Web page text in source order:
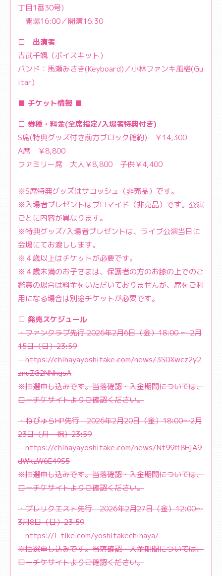
丁目1番30号)
開場16:00／開演16:30
□ 出演者
吉武千颯（ボイスキット）
バンド：馬瀬みさき(Keyboard)／小林ファンキ風格(Gu
itar)
■ チケット情報 ■
□ 券種・料金(全席指定/入場者特典付き)
S席(特典グッズ付き前方ブロック確約) ￥14,300
A席 ￥8,800
ファミリー席 大人￥8,800 子供￥4,400
※S席特典グッズはサコッシュ（非売品）です。
※入場者プレゼントはブロマイド（非売品）です。公演
ごとに内容が異なります。
※特典グッズ/入場者プレゼントは、ライブ公演当日に
会場にてお渡しします。
※４歳以上はチケットが必要です。
※４歳未満のお子さまは、保護者の方のお膝の上でのご
鑑賞の場合は料金をいただいておりませんが、席をご利
用になる場合は別途チケットが必要です。
□ 発売スケジュール
・ファンクラブ先行 2026年2月6日（金）18:00 〜 2月
15日（日）23:59
https://chihayayoshitake.com/news/3SDXwcz2y2
znuZG2NNhgsA
※抽選申し込みです。当落確認・入金期間については、
ローチケサイトよりご確認ください。
・ねびゅらHP先行 2026年2月20日（金）18:00～2月
23日（月・祝）23:59
https://chihayayoshitake.com/news/Nf99ff8HjA9
dWkzW6E49S5
※抽選申し込みです。当落確認・入金期間については、
ローチケサイトよりご確認ください。
・プレリクエスト先行 2026年2月27日（金）12:00～
3月8日（日）23:59
https://l-tike.com/yoshitakechihaya/
※抽選申し込みです。当落確認・入金期間については、
ローチケサイトよりご確認ください。